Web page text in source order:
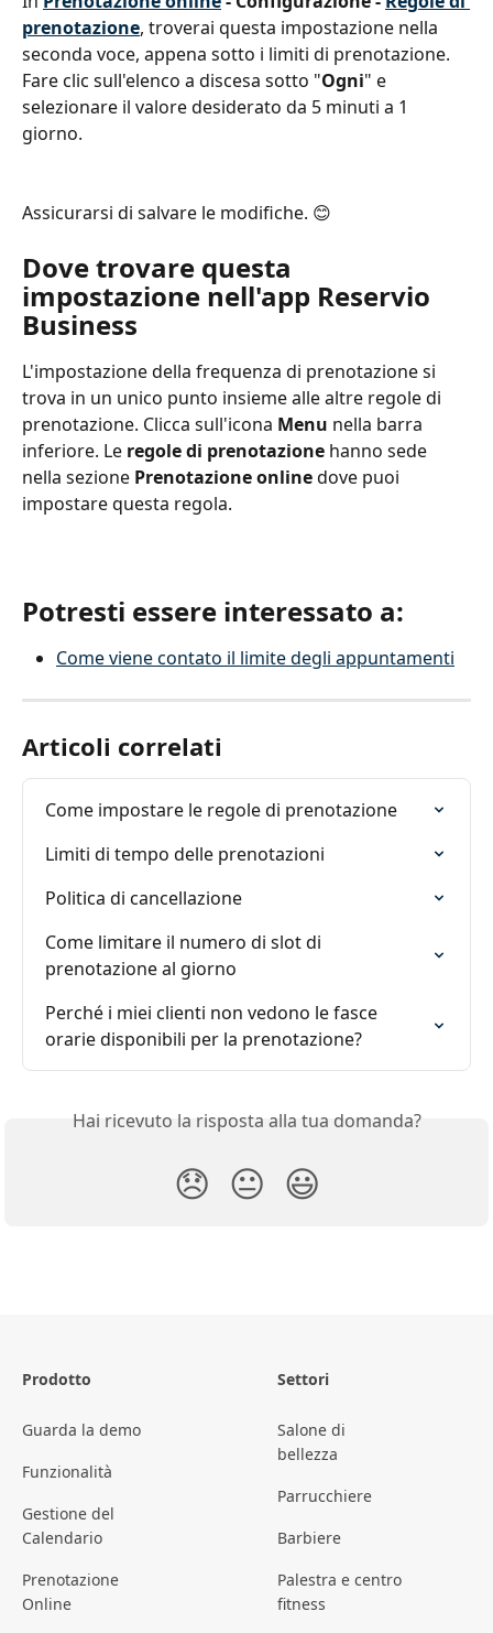
prenotazione, troverai questa impostazione nella
seconda voce, appena sotto i limiti di prenotazione.
Fare clic sull'elenco a discesa sotto "Ogni" e
selezionare il valore desiderato da 5 minuti a 1
giorno.
Assicurarsi di salvare le modifiche. 😊
Dove trovare questa
impostazione nell'app Reservio
Business
L'impostazione della frequenza di prenotazione si
trova in un unico punto insieme alle altre regole di
prenotazione. Clicca sull'icona Menu nella barra
inferiore. Le regole di prenotazione hanno sede
nella sezione Prenotazione online dove puoi
impostare questa regola.
Potresti essere interessato a:
Come viene contato il limite degli appuntamenti
Articoli correlati
Come impostare le regole di prenotazione
Limiti di tempo delle prenotazioni
Politica di cancellazione
Come limitare il numero di slot di
prenotazione al giorno
Perché i miei clienti non vedono le fasce
orarie disponibili per la prenotazione?
Hai ricevuto la risposta alla tua domanda?
😞 😐 😃
Prodotto
Guarda la demo
Funzionalità
Gestione del
Calendario
Prenotazione
Online
Settori
Salone di
bellezza
Parrucchiere
Barbiere
Palestra e centro
fitness